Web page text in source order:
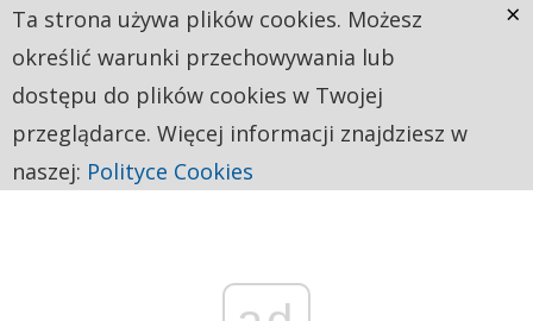
Ta strona używa plików cookies. Możesz
określić warunki przechowywania lub
dostępu do plików cookies w Twojej
przeglądarce. Więcej informacji znajdziesz w
naszej: Polityce Cookies
×